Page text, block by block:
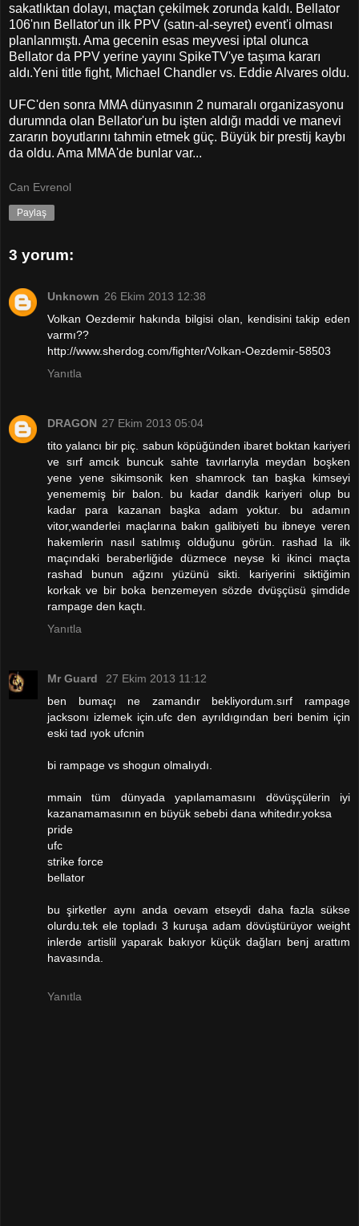
sakatlıktan dolayı, maçtan çekilmek zorunda kaldı. Bellator
106'nın Bellator'un ilk PPV (satın-al-seyret) event'i olması
planlanmıştı. Ama gecenin esas meyvesi iptal olunca
Bellator da PPV yerine yayını SpikeTV'ye taşıma kararı
aldı.Yeni title fight, Michael Chandler vs. Eddie Alvares oldu.
UFC'den sonra MMA dünyasının 2 numaralı organizasyonu
durumnda olan Bellator'un bu işten aldığı maddi ve manevi
zararın boyutlarını tahmin etmek güç. Büyük bir prestij kaybı
da oldu. Ama MMA'de bunlar var...
Can Evrenol
Paylaş
3 yorum:
Unknown 26 Ekim 2013 12:38
Volkan Oezdemir hakında bilgisi olan, kendisini takip eden
varmı??
http://www.sherdog.com/fighter/Volkan-Oezdemir-58503
Yanıtla
DRAGON 27 Ekim 2013 05:04
tito yalancı bir piç. sabun köpüğünden ibaret boktan kariyeri
ve sırf amcık buncuk sahte tavırlarıyla meydan boşken
yene yene sikimsonik ken shamrock tan başka kimseyi
yenememiş bir balon. bu kadar dandik kariyeri olup bu
kadar para kazanan başka adam yoktur. bu adamın
vitor,wanderlei maçlarına bakın galibiyeti bu ibneye veren
hakemlerin nasıl satılmış olduğunu görün. rashad la ilk
maçındaki beraberliğide düzmece neyse ki ikinci maçta
rashad bunun ağzını yüzünü sikti. kariyerini siktiğimin
korkak ve bir boka benzemeyen sözde dvüşçüsü şimdide
rampage den kaçtı.
Yanıtla
Mr Guard
27 Ekim 2013 11:12
ben bumaçı ne zamandır bekliyordum.sırf rampage
jacksonı izlemek için.ufc den ayrıldıgından beri benim için
eski tad ıyok ufcnin
bi rampage vs shogun olmalıydı.
mmain tüm dünyada yapılamamasını dövüşçülerin iyi
kazanamamasının en büyük sebebi dana whitedır.yoksa
pride
ufc
strike force
bellator
bu şirketler aynı anda oevam etseydi daha fazla sükse
olurdu.tek ele topladı 3 kuruşa adam dövüştürüyor weight
inlerde artislil yaparak bakıyor küçük dağları benj arattım
havasında.
Yanıtla